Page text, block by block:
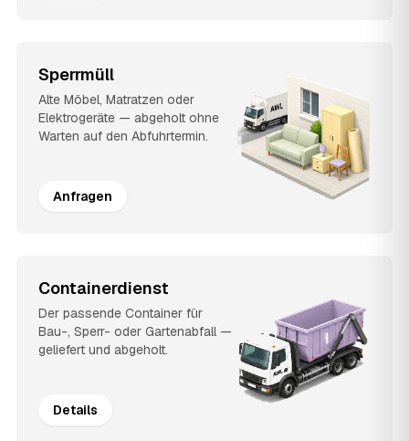
Sperrmüll
Alte Möbel, Matratzen oder
Elektrogeräte — abgeholt ohne
Warten auf den Abfuhrtermin.
Anfragen
Containerdienst
Der passende Container für
Bau-, Sperr- oder Gartenabfall —
geliefert und abgeholt.
Details